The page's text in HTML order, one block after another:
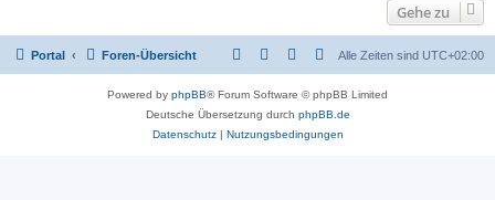
Gehe zu
Portal Foren-Übersicht Alle Zeiten sind UTC+02:00
Powered by phpBB® Forum Software © phpBB Limited
Deutsche Übersetzung durch phpBB.de
Datenschutz| Nutzungsbedingungen